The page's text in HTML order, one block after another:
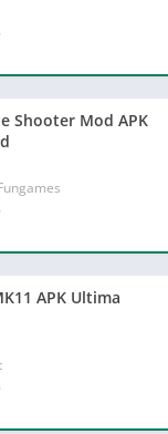
Shooter Mod APK
APK Ultima